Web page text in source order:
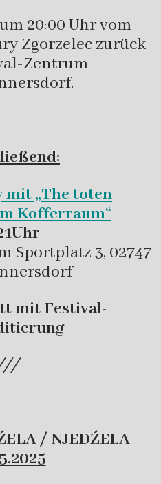
20:00 Uhr vom
Zgorzelec zurück
Zentrum
„The toten
Kofferraum“
Sportplatz 3, 02747
mit Festival-
/ NJEDŹELA